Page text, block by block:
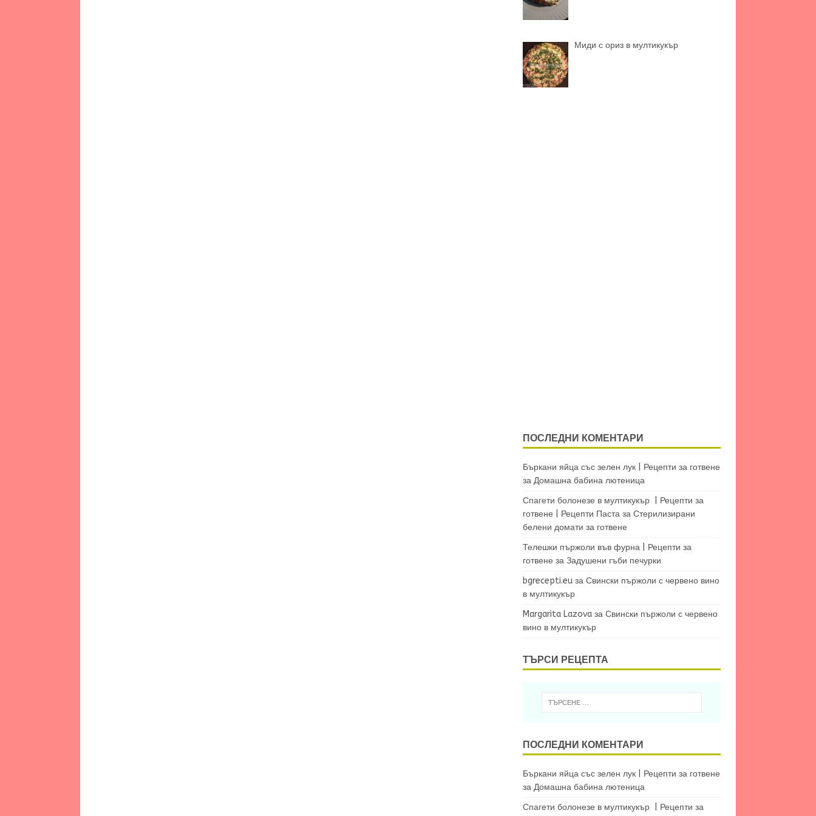
Миди с ориз в мултикукър
ПОСЛЕДНИ КОМЕНТАРИ
Бъркани яйца със зелен лук | Рецепти за готвене
за Домашна бабина лютеница
Спагети болонезе в мултикукър | Рецепти за
готвене | Рецепти Пастаза Стерилизирани
белени домати за готвене
Телешки пържоли във фурна | Рецепти за
готвене за Задушени гъби печурки
bgrecepti.euза Свински пържоли с червено вино
в мултикукър
Margarita Lazovaза Свински пържоли с червено
вино в мултикукър
ТЪРСИ РЕЦЕПТА
ПОСЛЕДНИ КОМЕНТАРИ
Бъркани яйца със зелен лук | Рецепти за готвене
за Домашна бабина лютеница
Спагети болонезе в мултикукър | Рецепти за